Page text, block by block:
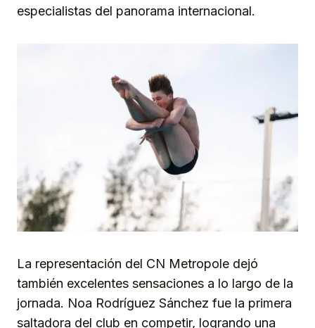
especialistas del panorama internacional.
La representación del CN Metropole dejó
también excelentes sensaciones a lo largo de la
jornada. Noa Rodríguez Sánchez fue la primera
saltadora del club en competir, logrando una